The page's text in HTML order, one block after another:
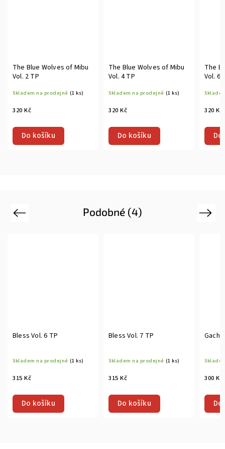
The Blue Wolves of Mibu
Vol. 2 TP
Skladem na prodejně (1 ks)
320 Kč
Do košíku
The Blue Wolves of Mibu
Vol. 4 TP
Skladem na prodejně (1 ks)
320 Kč
Do košíku
The
Vol. 6
320 Kč
Podobné (4)
Previous
Bless Vol. 6 TP
Skladem na prodejně (1 ks)
315 Kč
Do košíku
Bless Vol. 7 TP
Skladem na prodejně (1 ks)
315 Kč
Do košíku
300 Kč
Next